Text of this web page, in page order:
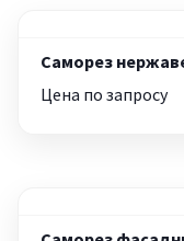
Саморез
Цена по запросу